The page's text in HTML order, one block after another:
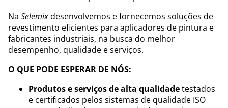
Na Selemixdesenvolvemos e fornecemos soluções de
revestimento eficientes para aplicadores de pintura e
fabricantes industriais, na busca do melhor
desempenho, qualidade e serviços.
O QUE PODE ESPERAR DE NÓS:
Produtos e serviços de alta qualidadetestados
e certificados pelos sistemas de qualidade ISO